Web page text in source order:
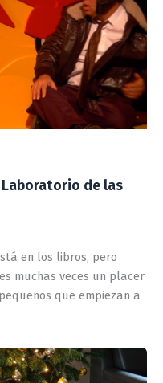
de las
en los libros, pero
muchas veces un placer
que empiezan a